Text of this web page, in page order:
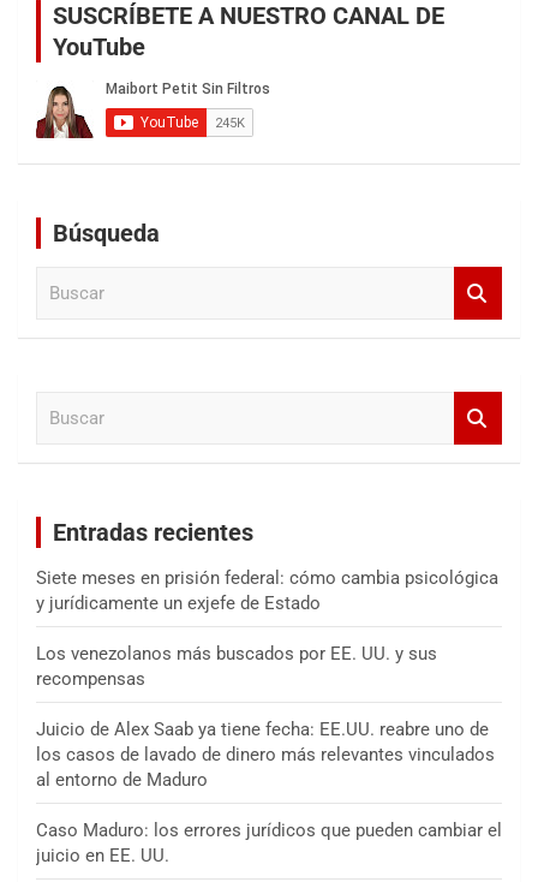
SUSCRÍBETE A NUESTRO CANAL DE
YouTube
Búsqueda
Entradas recientes
Siete meses en prisión federal: cómo cambia psicológica
y jurídicamente un exjefe de Estado
Los venezolanos más buscados por EE. UU. y sus
recompensas
Juicio de Alex Saab ya tiene fecha: EE.UU. reabre uno de
los casos de lavado de dinero más relevantes vinculados
al entorno de Maduro
Caso Maduro: los errores jurídicos que pueden cambiar el
juicio en EE. UU.